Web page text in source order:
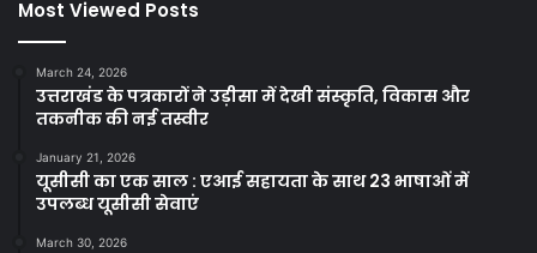
Most Viewed Posts
March 24, 2026
उत्तराखंड के पत्रकारों ने उड़ीसा में देखी संस्कृति, विकास और
तकनीक की नई तस्वीर
January 21, 2026
यूसीसी का एक साल : एआई सहायता के साथ 23 भाषाओं में
उपलब्ध यूसीसी सेवाएं
March 30, 2026